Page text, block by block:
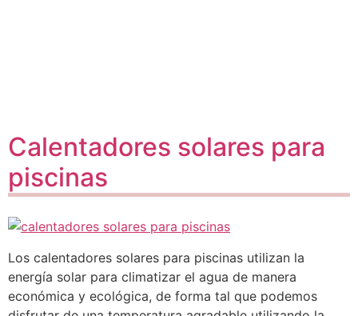
Calentadores solares para
piscinas
Los calentadores solares para piscinas utilizan la
energía solar para climatizar el agua de manera
económica y ecológica, de forma tal que podemos